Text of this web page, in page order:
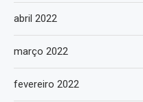
abril 2022
março 2022
fevereiro 2022